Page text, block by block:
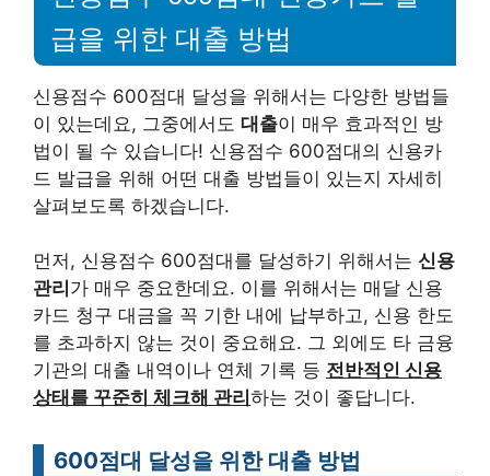
급을 위한 대출 방법
신용점수 600점대 달성을 위해서는 다양한 방법들
이 있는데요, 그중에서도 대출이 매우 효과적인 방
법이 될 수 있습니다! 신용점수 600점대의 신용카
드 발급을 위해 어떤 대출 방법들이 있는지 자세히
살펴보도록 하겠습니다.
먼저, 신용점수 600점대를 달성하기 위해서는 신용
관리 가 매우 중요한데요. 이를 위해서는 매달 신용
카드 청구 대금을 꼭 기한 내에 납부하고, 신용 한도
를 초과하지 않는 것이 중요해요. 그 외에도 타 금융
기관의 대출 내역이나 연체 기록 등 전반적인 신용
상태를 꾸준히 체크해 관리 하는 것이 좋답니다.
600점대 달성을 위한 대출 방법